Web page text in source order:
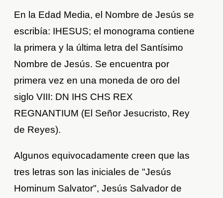
En la Edad Media, el Nombre de Jesús se
escribía: IHESUS; el monograma contiene
la primera y la última letra del Santísimo
Nombre de Jesús. Se encuentra por
primera vez en una moneda de oro del
siglo VIII: DN IHS CHS REX
REGNANTIUM (El Señor Jesucristo, Rey
de Reyes).
Algunos equivocadamente creen que las
tres letras son las iniciales de "Jesús
Hominum Salvator", Jesús Salvador de